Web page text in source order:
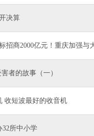
决算
招商2000亿元！重庆加强与
者的故事（一）
收短波最好的收音机
32所中小学